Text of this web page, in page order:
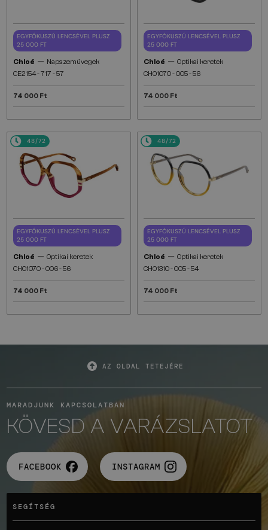
EGYFÓKUSZÚ LENCSÉVEL PLUSZ
25 000 FT
Chloé — Napszemüvegek
CE2154 - 717 - 57
74 000 Ft
EGYFÓKUSZÚ LENCSÉVEL PLUSZ
25 000 FT
Chloé — Optikai keretek
CH0107O - 005 - 56
74 000 Ft
48/72
EGYFÓKUSZÚ LENCSÉVEL PLUSZ
25 000 FT
Chloé — Optikai keretek
CH0107O - 006 - 56
74 000 Ft
48/72
EGYFÓKUSZÚ LENCSÉVEL PLUSZ
25 000 FT
Chloé — Optikai keretek
CH0131O - 005 - 54
74 000 Ft
AZ OLDAL TETEJÉRE
MARADJUNK KAPCSOLATBAN
KÖVESD A VARÁZSLATOT
FACEBOOK INSTAGRAM
SEGÍTSÉG